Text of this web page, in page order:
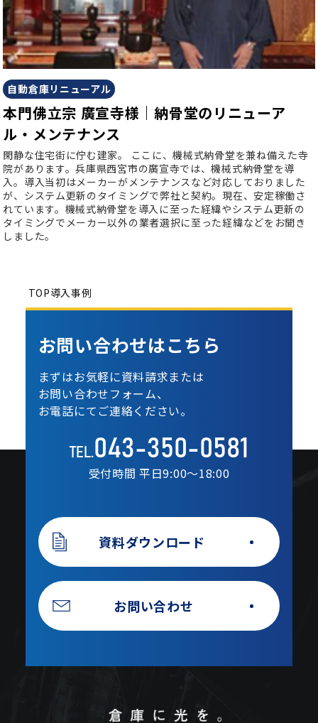
自動倉庫リニューアル
本門佛立宗 廣宣寺様｜納骨堂のリニューア
ル・メンテナンス
閑静な住宅街に佇む建家。
ここに、機械式納骨堂を兼ね備えた寺
院があります。兵庫県西宮市の廣宣寺では、機械式納骨堂を導
入。導入当初はメーカーがメンテナンスなど対応しておりました
が、システム更新のタイミングで弊社と契約。現在、安定稼働さ
れています。機械式納骨堂を導入に至った経緯やシステム更新の
タイミングでメーカー以外の業者選択に至った経緯などをお聞き
しました。
TOP導入事例
お問い合わせはこちら
まずはお気軽に資料請求または
お問い合わせフォーム、
お電話にてご連絡ください。
TEL.043-350-0581
受付時間 平日9:00〜18:00
資料ダウンロード
お問い合わせ